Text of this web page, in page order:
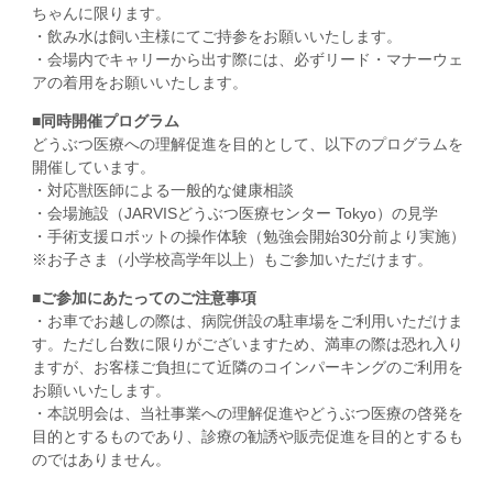
ちゃんに限ります。
・飲み水は飼い主様にてご持参をお願いいたします。
・会場内でキャリーから出す際には、必ずリード・マナーウェ
アの着用をお願いいたします。
■同時開催プログラム
どうぶつ医療への理解促進を目的として、以下のプログラムを
開催しています。
・対応獣医師による一般的な健康相談
・会場施設（JARVISどうぶつ医療センター Tokyo）の見学
・手術支援ロボットの操作体験（勉強会開始30分前より実施）
※お子さま（小学校高学年以上）もご参加いただけます。
■ご参加にあたってのご注意事項
・お車でお越しの際は、病院併設の駐車場をご利用いただけま
す。ただし台数に限りがございますため、満車の際は恐れ入り
ますが、お客様ご負担にて近隣のコインパーキングのご利用を
お願いいたします。
・本説明会は、当社事業への理解促進やどうぶつ医療の啓発を
目的とするものであり、診療の勧誘や販売促進を目的とするも
のではありません。